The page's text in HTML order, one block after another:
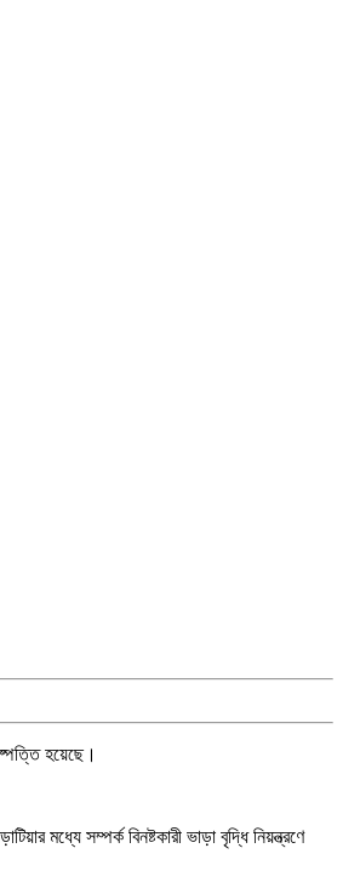
হয়েছে।
মধ্যে সম্পর্ক বিনষ্টকারী ভাড়া বৃদ্ধি নিয়ন্ত্রণে